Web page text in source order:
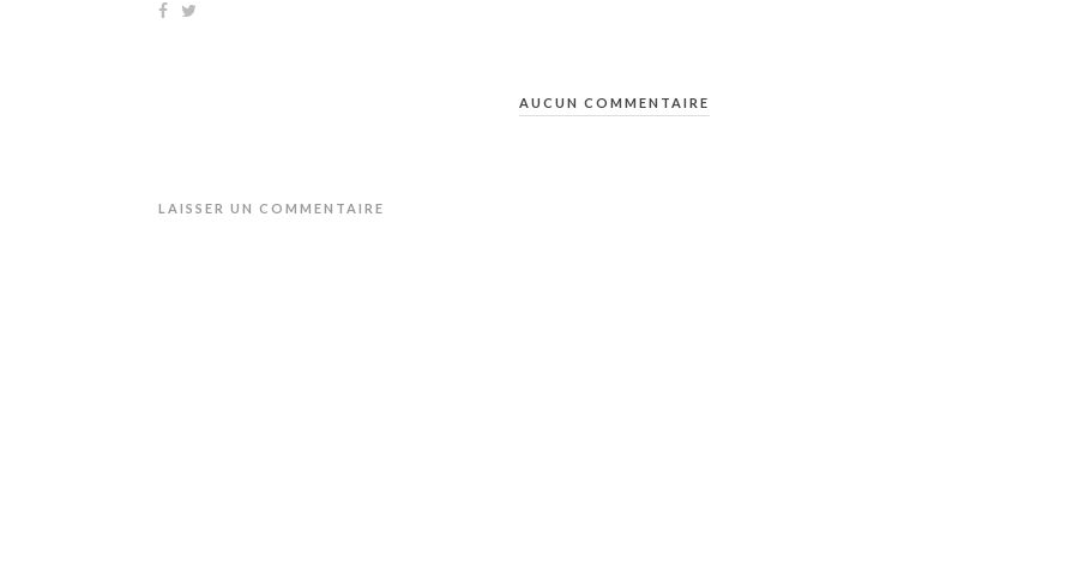
AUCUN COMMENTAIRE
LAISSER UN COMMENTAIRE